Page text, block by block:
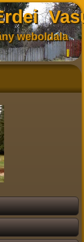
weboldala